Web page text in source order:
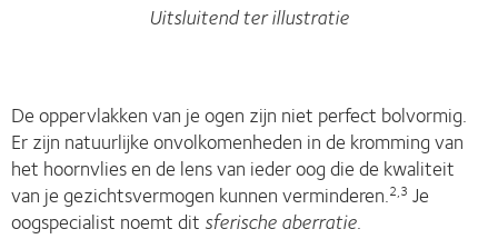
Uitsluitend ter illustratie
De oppervlakken van je ogen zijn niet perfect bolvormig.
Er zijn natuurlijke onvolkomenheden in de kromming van
het hoornvlies en de lens van ieder oog die de kwaliteit
van je gezichtsvermogen kunnen verminderen.2,3 Je
oogspecialist noemt dit sferische aberratie.